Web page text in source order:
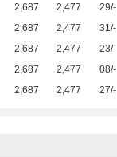
2,687 2,477 29/-
2,687 2,477 31/-
2,687 2,477 23/-
2,687 2,477 08/-
2,687 2,477 27/-